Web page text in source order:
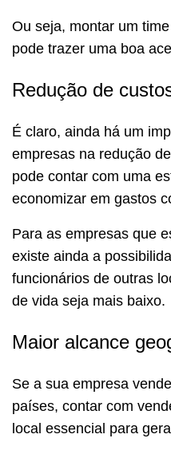
Ou seja, montar um
pode trazer uma boa
Redução de
É claro, ainda há um
empresas na redução
pode contar com uma
economizar em gastos
Para as empresas que
existe ainda a
funcionários de outras
de vida seja mais baixo.
Maior alcance
Se a sua empresa
países, contar com
local essencial para